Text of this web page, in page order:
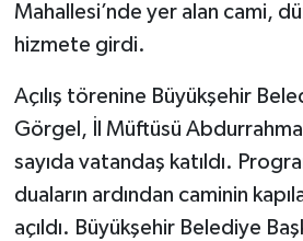
Mahallesi’nde yer alan cami,
hizmete girdi.
Açılış törenine Büyükşehir
Görgel, İl Müftüsü
sayıda vatandaş katıldı.
duaların ardından caminin
açıldı. Büyükşehir Belediye